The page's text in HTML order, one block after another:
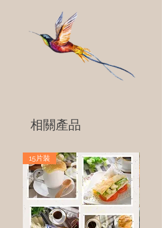
相關產品
15片裝